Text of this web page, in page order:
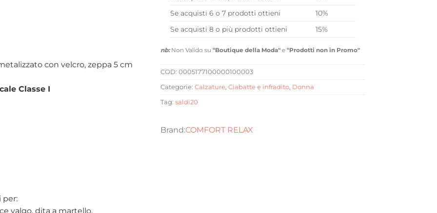
con velcro, zeppa 5 cm
Classe I
per:
valgo, dita a martello,
Se acquisti 6 o 7 prodotti ottieni
10%
Se acquisti 8 o più prodotti ottieni
15%
nb:Non Valido su "Boutique della Moda" e "Prodotti non in Promo"
COD: 0005177100000100003
Categorie: Calzature, Ciabatte e infradito, Donna
Tag: saldi20
COMFORT RELAX